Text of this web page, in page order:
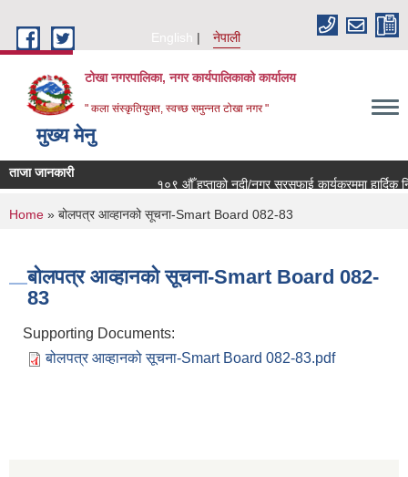
English
नेपाली
टोखा नगरपालिका, नगर कार्यपालिकाको कार्यालय
" कला संस्कृतियुक्त, स्वच्छ समुन्‍नत टोखा नगर "
मुख्य मेनु
ताजा जानकारी
१०९ औँ हप्ताको नदी/नगर सरसफाई कार्यक्रममा हार्दिक
You are here
Home » बोलपत्र आव्हानको सूचना-Smart Board 082-83
बोलपत्र आव्हानको सूचना-Smart Board 082-
83
Supporting Documents:
बोलपत्र आव्हानको सूचना-Smart Board 082-83.pdf